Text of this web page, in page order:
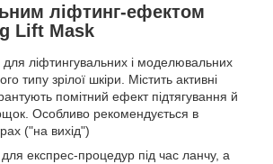
ліфтинг-ефектом
Lift Mask
ліфтингувальних і моделювальних
типу зрілої шкіри. Містить активні
помітний ефект підтягування й
Особливо рекомендується в
("на вихід")
для експрес-процедур під час ланчу, а